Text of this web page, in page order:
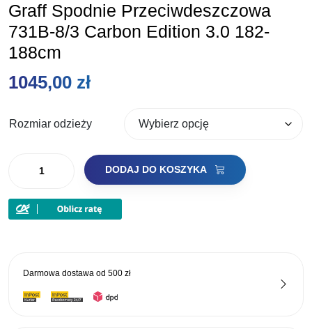
Graff Spodnie Przeciwdeszczowa
731B-8/3 Carbon Edition 3.0 182-
188cm
1045,00 zł
Rozmiar odzieży
Przeciwdeszczowa
Edition
DODAJ DO KOSZYKA
Darmowa dostawa od 500 zł